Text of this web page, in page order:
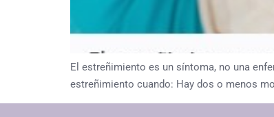
El estreñimiento es un síntoma, no una
estreñimiento cuando: Hay dos o menos